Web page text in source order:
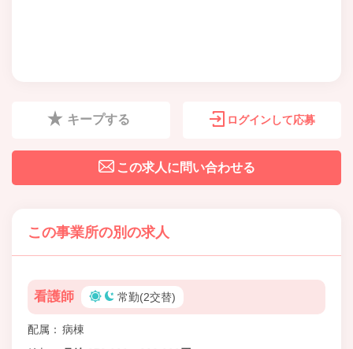
キープする ログインして応募
この求人に問い合わせる
この事業所の別の求人
看護師 常勤(2交替)
配属
病棟